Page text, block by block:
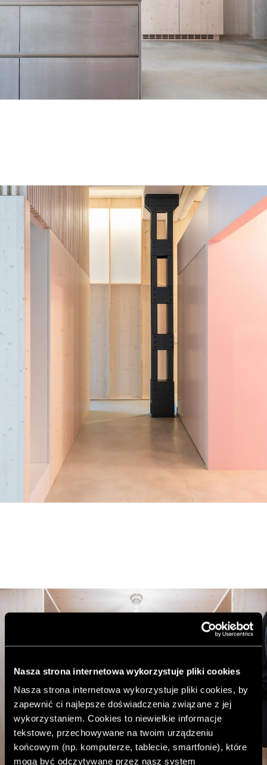
Nasza strona internetowa wykorzystuje pliki cookies
Nasza strona internetowa wykorzystuje pliki cookies, by
zapewnić ci najlepsze doświadczenia związane z jej
wykorzystaniem. Cookies to niewielkie informacje
tekstowe, przechowywane na twoim urządzeniu
końcowym (np. komputerze, tablecie, smartfonie), które
mogą być odczytywane przez nasz system